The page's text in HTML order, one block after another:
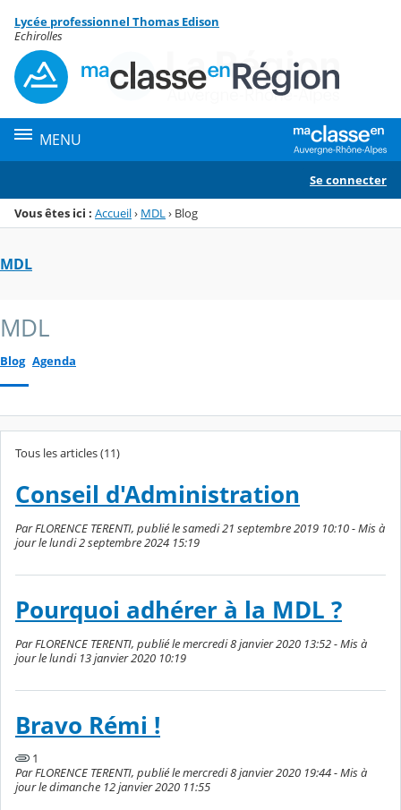
Menu de la rubrique
Contenu
Lycée professionnel Thomas Edison
Echirolles
MENU
Se connecter
Vous êtes ici : Accueil› MDL › Blog
MDL
MDL
Blog Agenda
Tous les articles (11)
Conseil d'Administration
Par FLORENCE TERENTI, publié le samedi 21 septembre 2019 10:10 - Mis à
jour le lundi 2 septembre 2024 15:19
Pourquoi adhérer à la MDL ?
Par FLORENCE TERENTI, publié le mercredi 8 janvier 2020 13:52 - Mis à
jour le lundi 13 janvier 2020 10:19
Bravo Rémi !
1
Par FLORENCE TERENTI, publié le mercredi 8 janvier 2020 19:44 - Mis à
jour le dimanche 12 janvier 2020 11:55